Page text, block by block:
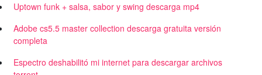
Uptown funk + salsa, sabor y swing descarga mp4
Adobe cs5.5 master collection descarga gratuita versión
completa
Espectro deshabilitó mi internet para descargar archivos